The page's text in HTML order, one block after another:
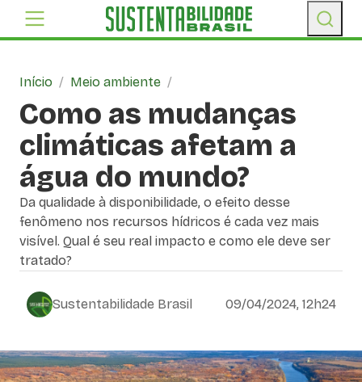
Início / Meio ambiente /
Como as mudanças
climáticas afetam a
água do mundo?
Da qualidade à disponibilidade, o efeito desse
fenômeno nos recursos hídricos é cada vez mais
visível. Qual é seu real impacto e como ele deve ser
tratado?
Sustentabilidade Brasil 09/04/2024, 12h24